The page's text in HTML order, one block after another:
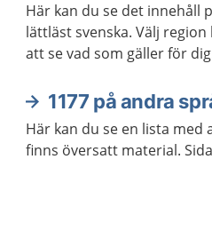
Här kan du se det innehåll
lättläst svenska. Välj
att se vad som gäller för
1177 på andra
Här kan du se en lista med
finns översatt material.